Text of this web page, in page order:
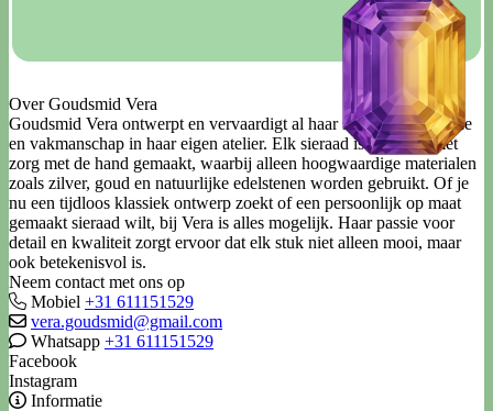
Over Goudsmid Vera
Goudsmid Vera ontwerpt en vervaardigt al haar sieraden met liefde
en vakmanschap in haar eigen atelier. Elk sieraad is uniek en met
zorg met de hand gemaakt, waarbij alleen hoogwaardige materialen
zoals zilver, goud en natuurlijke edelstenen worden gebruikt. Of je
nu een tijdloos klassiek ontwerp zoekt of een persoonlijk op maat
gemaakt sieraad wilt, bij Vera is alles mogelijk. Haar passie voor
detail en kwaliteit zorgt ervoor dat elk stuk niet alleen mooi, maar
ook betekenisvol is.
Neem contact met ons op
Mobiel +31 611151529
vera.goudsmid@gmail.com
Whatsapp +31 611151529
Facebook
Instagram
Informatie